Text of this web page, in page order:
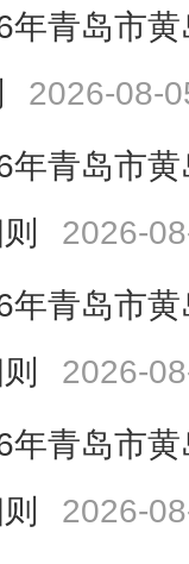
年青岛市
2026-08-
年青岛市
2026-
年青岛市
2026-
年青岛市
2026-